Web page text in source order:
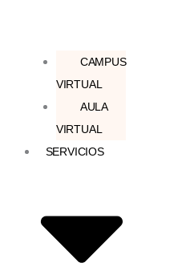
CAMPUS
VIRTUAL
AULA
VIRTUAL
SERVICIOS